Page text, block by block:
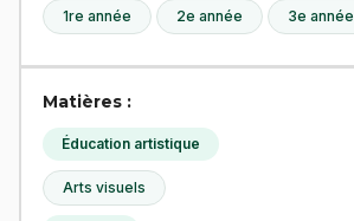
1re année 2e année 3e année
Matières :
Éducation artistique
Arts visuels